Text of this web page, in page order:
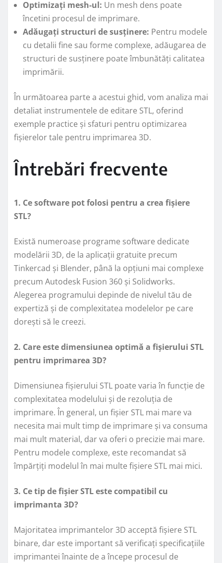
Optimizați mesh-ul: Un mesh dens poate
încetini procesul de imprimare.
Adăugați structuri de susținere: Pentru modele
cu detalii fine sau forme complexe, adăugarea de
structuri de susținere poate îmbunătăți calitatea
imprimării.
În următoarea parte a acestui ghid, vom analiza mai
detaliat instrumentele de editare STL, oferind
exemple practice și sfaturi pentru optimizarea
fișierelor tale pentru imprimarea 3D.
Întrebări frecvente
1. Ce software pot folosi pentru a crea fișiere
STL?
Există numeroase programe software dedicate
modelării 3D, de la aplicații gratuite precum
Tinkercad și Blender, până la opțiuni mai complexe
precum Autodesk Fusion 360 și Solidworks.
Alegerea programului depinde de nivelul tău de
expertiză și de complexitatea modelelor pe care
dorești să le creezi.
2. Care este dimensiunea optimă a fișierului STL
pentru imprimarea 3D?
Dimensiunea fișierului STL poate varia în funcție de
complexitatea modelului și de rezoluția de
imprimare. În general, un fișier STL mai mare va
necesita mai mult timp de imprimare și va consuma
mai mult material, dar va oferi o precizie mai mare.
Pentru modele complexe, este recomandat să
împărțiți modelul în mai multe fișiere STL mai mici.
3. Ce tip de fișier STL este compatibil cu
imprimanta 3D?
Majoritatea imprimantelor 3D acceptă fișiere STL
binare, dar este important să verificați specificațiile
imprimantei înainte de a începe procesul de